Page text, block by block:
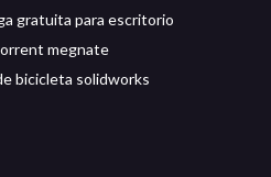
gratuita para escritorio
megnate
bicicleta solidworks